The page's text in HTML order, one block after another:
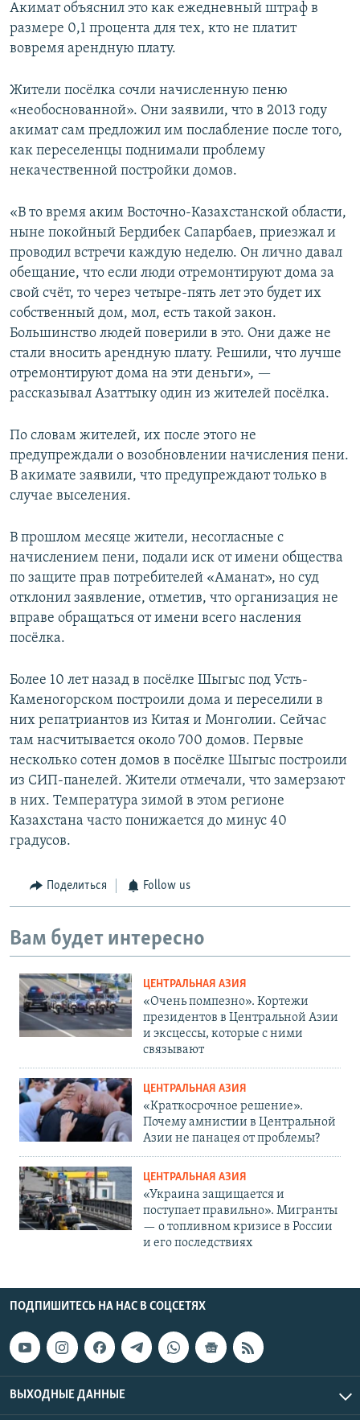
Акимат объяснил это как ежедневный штраф в
размере 0,1 процента для тех, кто не платит
вовремя арендную плату.
Жители посёлка сочли начисленную пеню
«необоснованной». Они заявили, что в 2013 году
акимат сам предложил им послабление после того,
как переселенцы поднимали проблему
некачественной постройки домов.
«В то время аким Восточно-Казахстанской области,
ныне покойный Бердибек Сапарбаев, приезжал и
проводил встречи каждую неделю. Он лично давал
обещание, что если люди отремонтируют дома за
свой счёт, то через четыре-пять лет это будет их
собственный дом, мол, есть такой закон.
Большинство людей поверили в это. Они даже не
стали вносить арендную плату. Решили, что лучше
отремонтируют дома на эти деньги», —
рассказывал Азаттыку один из жителей посёлка.
По словам жителей, их после этого не
предупреждали о возобновлении начисления пени.
В акимате заявили, что предупреждают только в
случае выселения.
В прошлом месяце жители, несогласные с
начислением пени, подали иск от имени общества
по защите прав потребителей «Аманат», но суд
отклонил заявление, отметив, что организация не
вправе обращаться от имени всего насления
посёлка.
Более 10 лет назад в посёлке Шыгыс под Усть-
Каменогорском построили дома и переселили в
них репатриантов из Китая и Монголии. Сейчас
там насчитывается около 700 домов. Первые
несколько сотен домов в посёлке Шыгыс построили
из СИП-панелей. Жители отмечали, что замерзают
в них. Температура зимой в этом регионе
Казахстана часто понижается до минус 40
градусов.
Поделиться Follow us
Вам будет интересно
ЦЕНТРАЛЬНАЯ АЗИЯ
«Очень помпезно». Кортежи
президентов в Центральной Азии
и эксцессы, которые с ними
связывают
ЦЕНТРАЛЬНАЯ АЗИЯ
«Краткосрочное решение».
Почему амнистии в Центральной
Азии не панацея от проблемы?
ЦЕНТРАЛЬНАЯ АЗИЯ
«Украина защищается и
поступает правильно». Мигранты
— о топливном кризисе в России
и его последствиях
ПОДПИШИТЕСЬ НА НАС В СОЦСЕТЯХ
ВЫХОДНЫЕ ДАННЫЕ